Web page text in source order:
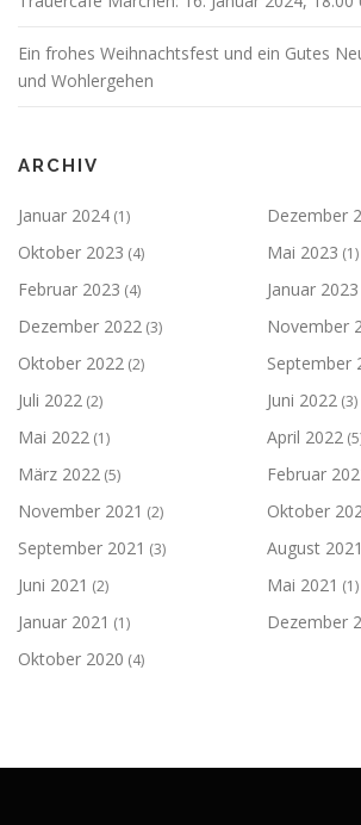
Ein frohes Weihnachtsfest und ein Gutes
und Wohlergehen
ARCHIV
Januar 2024 (1) Dezember
Oktober 2023 (4) Mai 2023 (1)
Februar 2023 (4) Januar 2023
Dezember 2022 (3) November
Oktober 2022 (2) September
Juli 2022 (2) Juni 2022 (3)
Mai 2022 (1) April 2022
März 2022 (5) Februar
November 2021 (2) Oktober
September 2021 (3) August 2021
Juni 2021 (2) Mai 2021 (1)
Januar 2021 (1) Dezember
Oktober 2020 (4)